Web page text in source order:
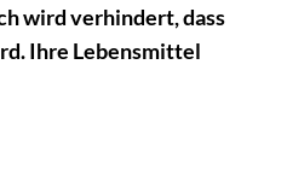
wird verhindert, dass
Ihre Lebensmittel